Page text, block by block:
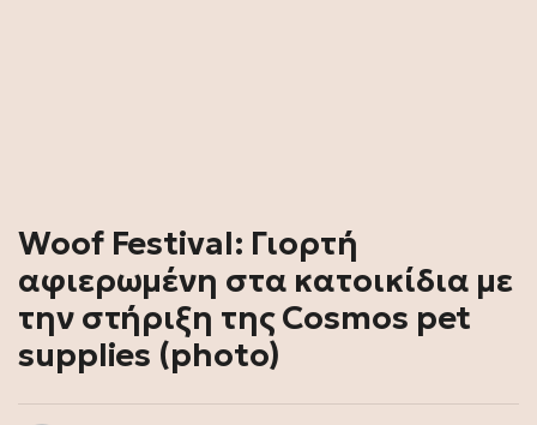
Woof Festival: Γιορτή
αφιερωμένη στα κατοικίδια με
την στήριξη της Cosmos pet
supplies (photo)